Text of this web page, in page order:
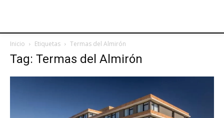
Inicio Etiquetas Termas del Almirón
Tag: Termas del Almirón